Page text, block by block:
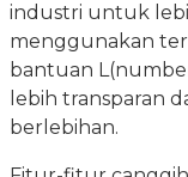
industri untuk
menggunakan
bantuan
lebih transparan
berlebihan.